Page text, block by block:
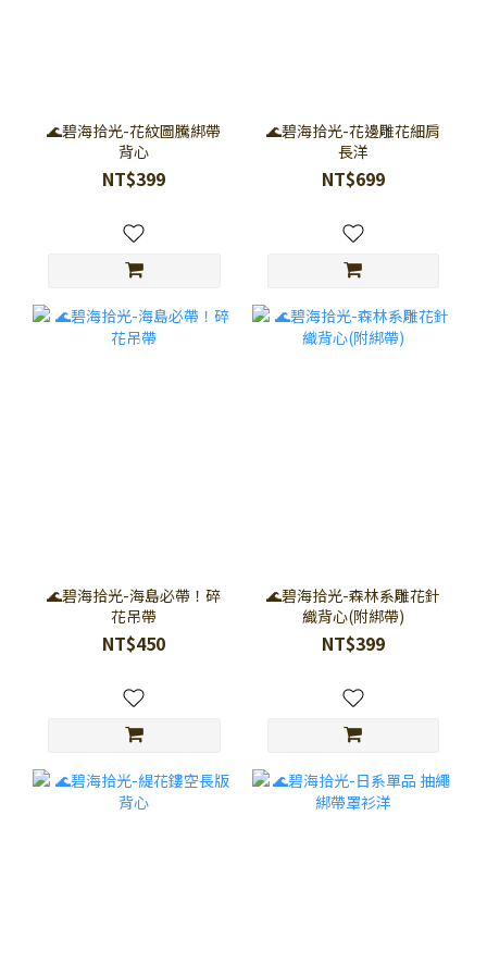
🌊碧海拾光-花紋圖騰綁帶
背心
NT$399
🌊碧海拾光-花邊雕花細肩
長洋
NT$699
🌊碧海拾光-海島必帶！碎
花吊帶
NT$450
🌊碧海拾光-森林系雕花針
織背心(附綁帶)
NT$399